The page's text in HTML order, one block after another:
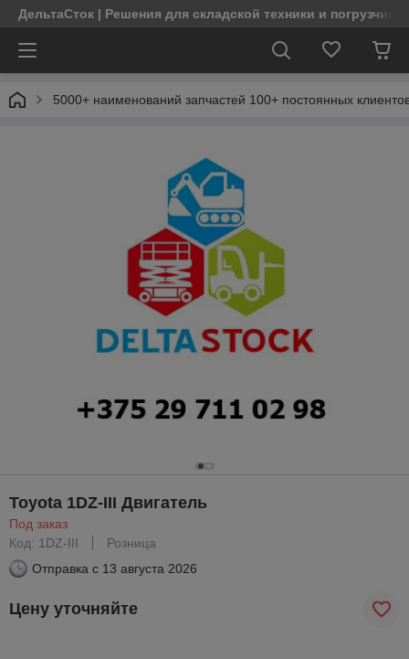
ДельтаСток | Решения для складской техники и
5000+ наименований запчастей 100+ постоянных
Toyota 1DZ-III Двигатель
Под заказ
Код: 1DZ-III
Розница
Отправка с 13 августа 2026
Цену уточняйте